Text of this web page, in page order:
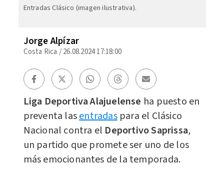
Entradas Clásico (imagen ilustrativa).
Jorge Alpízar
Costa Rica /26.08.2024 17:18:00
Liga Deportiva Alajuelense ha puesto en
preventa lasentradaspara el Clásico
Nacional contra el Deportivo Saprissa,
un partido que promete ser uno de los
más emocionantes de la temporada.